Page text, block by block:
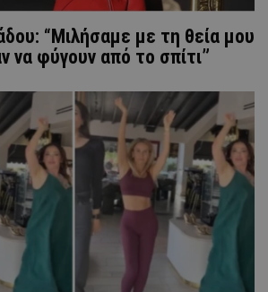
“Μιλήσαμε με τη θεία μου
να φύγουν από το σπίτι”